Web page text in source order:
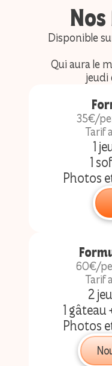
Disponible
Qui aura le
jeudi
35€/
Tarif
1
1
Photos
60€/
Tarif
2
1 gâteau
Photos